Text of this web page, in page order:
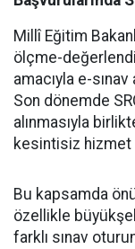
Millî Eğitim
ölçme-
amacıyla e-
Son dönemde
alınmasıyla
kesintisiz hizmet
Bu kapsamda
özellikle
farklı sınav